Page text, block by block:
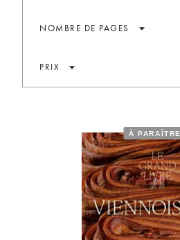
NOMBRE DE PAGES arrow_drop_down
PRIX arrow_drop_down
À PARAÎTRE